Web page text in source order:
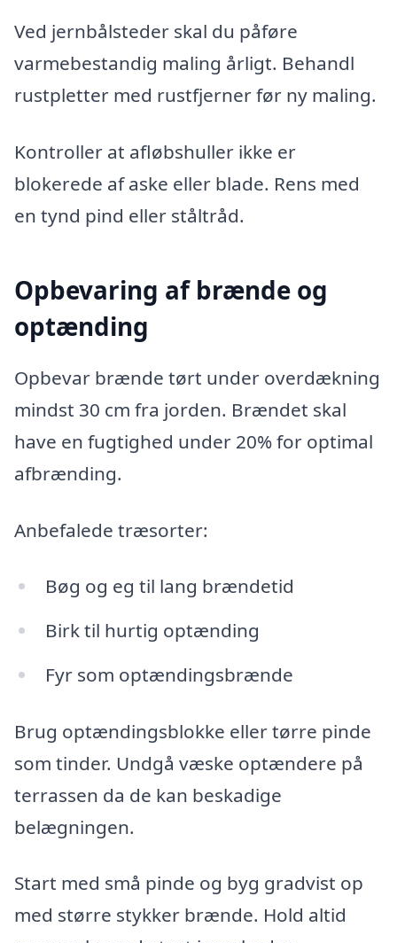
Ved jernbålsteder skal du påføre
varmebestandig maling årligt. Behandl
rustpletter med rustfjerner før ny maling.
Kontroller at afløbshuller ikke er
blokerede af aske eller blade. Rens med
en tynd pind eller ståltråd.
Opbevaring af brænde og
optænding
Opbevar brænde tørt under overdækning
mindst 30 cm fra jorden. Brændet skal
have en fugtighed under 20% for optimal
afbrænding.
Anbefalede træsorter:
Bøg og eg til lang brændetid
Birk til hurtig optænding
Fyr som optændingsbrænde
Brug optændingsblokke eller tørre pinde
som tinder. Undgå væske optændere på
terrassen da de kan beskadige
belægningen.
Start med små pinde og byg gradvist op
med større stykker brænde. Hold altid